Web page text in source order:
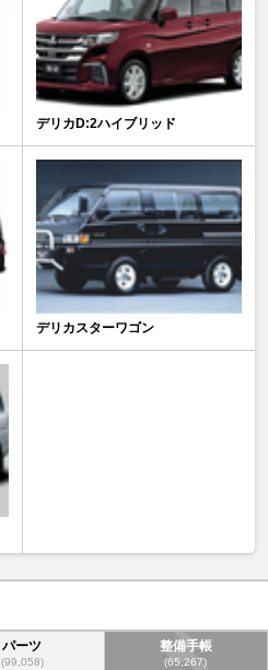
デリカD:2ハイブリッド
デリカスターワゴン
パーツ
(99,058)
整備手帳
(65,267)